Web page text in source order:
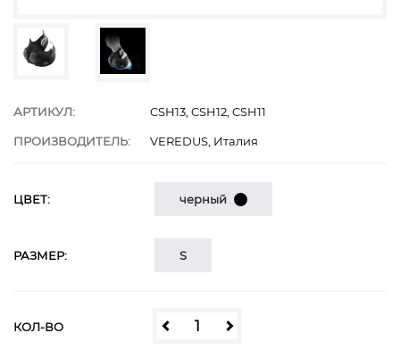
АРТИКУЛ: CSH13, CSH12, CSH11
ПРОИЗВОДИТЕЛЬ: VEREDUS, Италия
ЦВЕТ: черный
РАЗМЕР: S
КОЛ-ВО